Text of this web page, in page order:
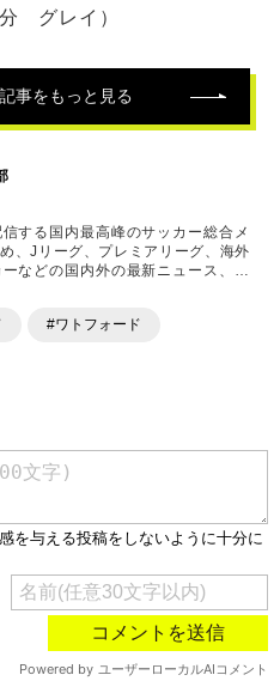
グレイ）
事をもっと見る
する国内最高峰のサッカー総合メ
、Jリーグ、プレミアリーグ、海外
などの国内外の最新ニュース、コ
」「YouTube」「TikTok」など、
#ワトフォード